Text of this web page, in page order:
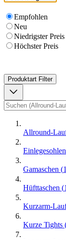
Empfohlen
Neu
Niedrigster Preis
Höchster Preis
Produktart Filter
Allround-
Einlegesohlen
Gamaschen (1
Hüfttaschen (1
Kurzarm-
Kurze Tights